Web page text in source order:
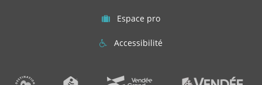
Espace pro
Accessibilité